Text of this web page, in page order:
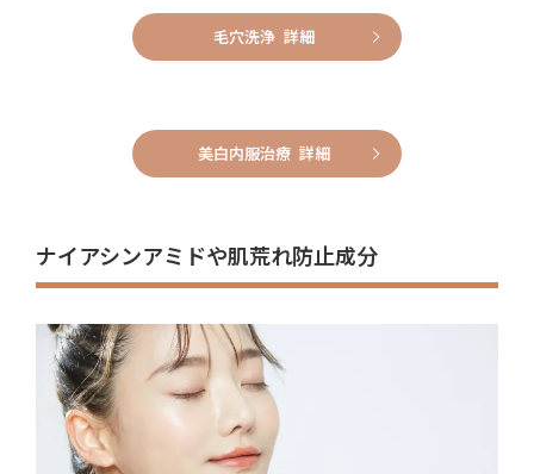
毛穴洗浄 詳細
美白内服治療 詳細
ナイアシンアミドや肌荒れ防止成分